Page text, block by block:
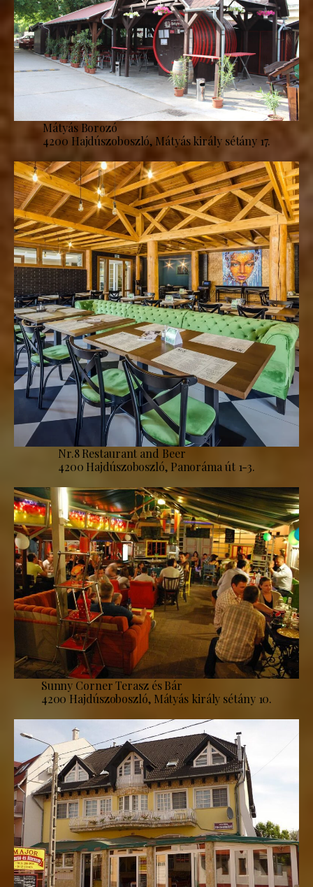
Mátyás Borozó
4200 Hajdúszoboszló, Mátyás király sétány 17.
Nr.8 Restaurant and Beer
4200 Hajdúszoboszló, Panoráma út 1-3.
Sunny Corner Terasz és Bár
4200 Hajdúszoboszló, Mátyás király sétány 10.